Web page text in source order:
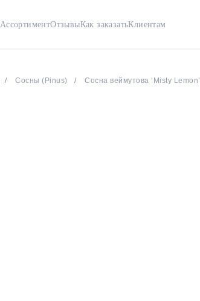
АссортиментОтзывыКак заказатьКлиентам
Сосны (Pinus) Сосна веймутова ‘Misty Lemon’